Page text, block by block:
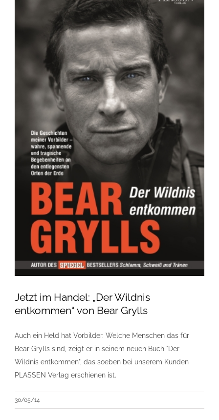
Jetzt im Handel: „Der Wildnis
entkommen“ von Bear Grylls
Auch ein Held hat Vorbilder. Welche Menschen das für
Bear Grylls sind, zeigt er in seinem neuen Buch "Der
Wildnis entkommen", das soeben bei unserem Kunden
PLASSEN Verlag erschienen ist.
30/05/14